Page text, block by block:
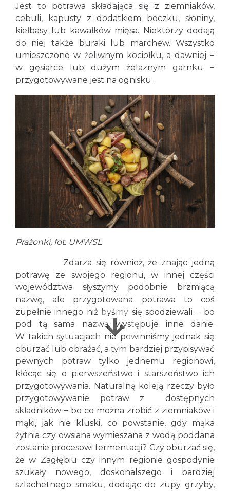
Jest to potrawa składająca się z ziemniaków,
cebuli, kapusty z dodatkiem boczku, słoniny,
kiełbasy lub kawałków mięsa. Niektórzy dodają
do niej także buraki lub marchew. Wszystko
umieszczone w żeliwnym kociołku, a dawniej −
w gęsiarce lub dużym żelaznym garnku −
przygotowywane jest na ognisku.
Prażonki, fot. UMWSL
Zdarza się również, że znając jedną
potrawę ze swojego regionu, w innej części
województwa słyszymy podobnie brzmiącą
nazwę, ale przygotowana potrawa to coś
zupełnie innego niż byśmy się spodziewali − bo
pod tą sama nazwą występuje inne danie.
W takich sytuacjach nie powinniśmy jednak się
oburzać lub obrażać, a tym bardziej przypisywać
pewnych potraw tylko jednemu regionowi,
kłócąc się o pierwszeństwo i starszeństwo ich
przygotowywania. Naturalną koleją rzeczy było
przygotowywanie potraw z dostępnych
składników − bo co można zrobić z ziemniaków i
mąki, jak nie kluski, co powstanie, gdy mąka
żytnia czy owsiana wymieszana z wodą poddana
zostanie procesowi fermentacji? Czy oburzać się,
że w Zagłębiu czy innym regionie gospodynie
szukały nowego, doskonalszego i bardziej
szlachetnego smaku, dodając do zupy grzyby,